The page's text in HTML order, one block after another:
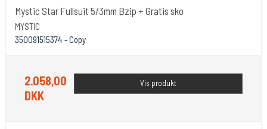
Mystic Star Fullsuit 5/3mm Bzip + Gratis sko
MYSTIC
350091515374 - Copy
2.058,00
DKK
Vis produkt